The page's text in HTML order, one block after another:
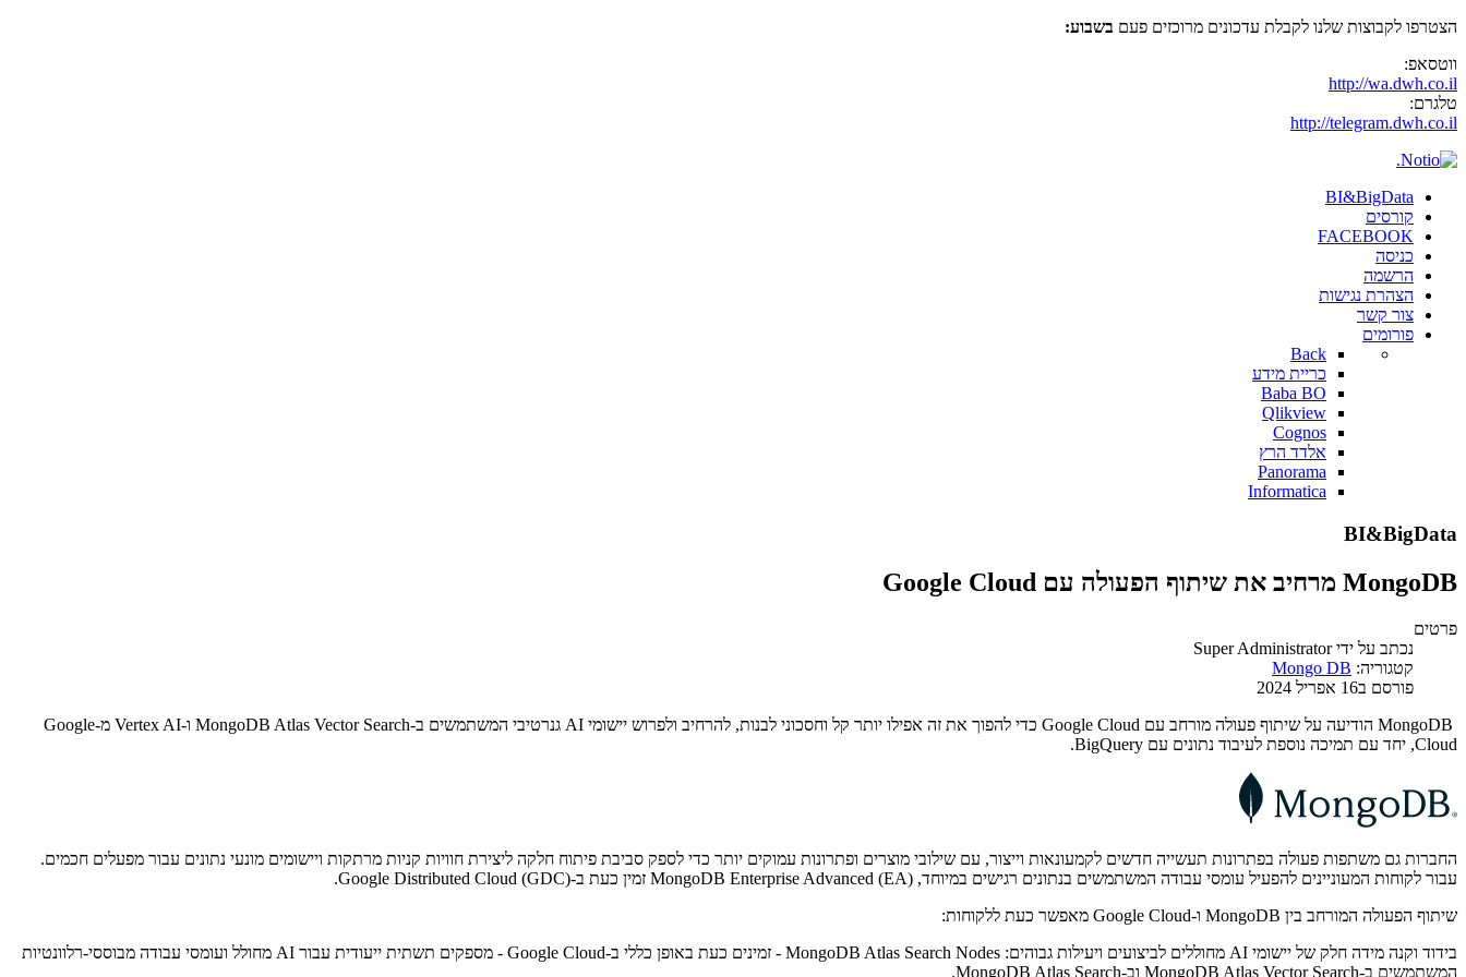
הצטרפו לקבוצות שלנו לקבלת עדכונים מרוכזים פעם בשבוע:
ווטסאפ:
http://wa.dwh.co.il
טלגרם:
http://telegram.dwh.co.il
BI&BigData
קורסים
FACEBOOK
כניסה
הרשמה
הצהרת נגישות
צור קשר
פורומים
Back
כריית מידע
Baba BO
Qlikview
Cognos
אלדד הרץ
Panorama
Informatica
BI&BigData
MongoDB מרחיב את שיתוף הפעולה עם Google Cloud
פרטים
נכתב על ידיSuper Administrator
קטגוריה: Mongo DB
פורסם ב16 אפריל 2024
MongoDB הודיעה על שיתוף פעולה מורחב עם Google Cloud כדי להפוך את זה אפילו יותר קל וחסכוני לבנות, להרחיב ולפרוש יישומי AI גנרטיבי המשתמשים ב-MongoDB Atlas Vector Search ו-Vertex AI מ-Google
Cloud, יחד עם תמיכה נוספת לעיבוד נתונים עם BigQuery.
החברות גם משתפות פעולה בפתרונות תעשייה חדשים לקמעונאות וייצור, עם שילובי מוצרים ופתרונות עמוקים יותר כדי לספק סביבת פיתוח חלקה ליצירת חוויות קניות מרתקות ויישומים מונעי נתונים עבור מפעלים חכמים.
עבור לקוחות המעוניינים להפעיל עומסי עבודה המשתמשים בנתונים רגישים במיוחד, MongoDB Enterprise Advanced (EA) זמין כעת ב-Google Distributed Cloud (GDC).
שיתוף הפעולה המורחב בין MongoDB ו-Google Cloud מאפשר כעת ללקוחות:
בידוד וקנה מידה חלק של יישומי AI מחוללים לביצועים ויעילות גבוהים: MongoDB Atlas Search Nodes - זמינים כעת באופן כללי ב-Google Cloud - מספקים תשתית ייעודית עבור AI מחולל ועומסי עבודה מבוססי-רלוונטיות
המשתמשים ב-MongoDB Atlas Vector Search וב-MongoDB Atlas Search.